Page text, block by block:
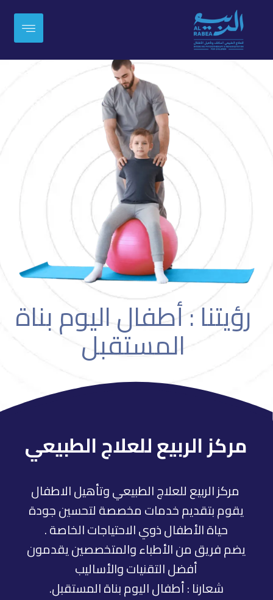
رؤيتنا : أطفال اليوم بناة
المستقبل
مركز الربيع للعلاج الطبيعي
مركز الربيع للعلاج الطبيعي وتأهيل الاطفال
يقوم بتقديم خدمات مخصصة لتحسين جودة
حياة الأطفال ذوي الاحتياجات الخاصة .
يضم فريق من الأطباء والمتخصصين يقدمون
أفضل التقنيات والأساليب
شعارنا: أطفال اليوم بناة المستقبل.